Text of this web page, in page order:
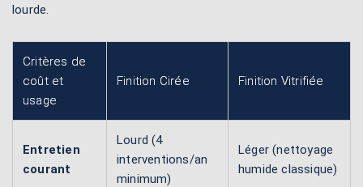
lourde.
Critères de
coût et
usage
Finition Cirée Finition Vitrifiée
Entretien
courant
Lourd (4
interventions/an
minimum)
Léger (nettoyage
humide classique)